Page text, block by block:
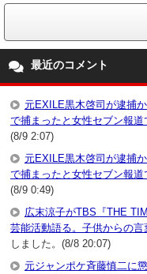
最近のコメント
元EXILE黒木啓司が逮捕
で捕まったと女性セブン報道
(8/9 2:07)
元EXILE黒木啓司が逮捕
で捕まったと女性セブン報道
(8/9 0:49)
広末涼子がTBS『THE
芸能活動語る。子供からの言
しました。(8/8 20:07)
元ジャンポケ斉藤慎二に